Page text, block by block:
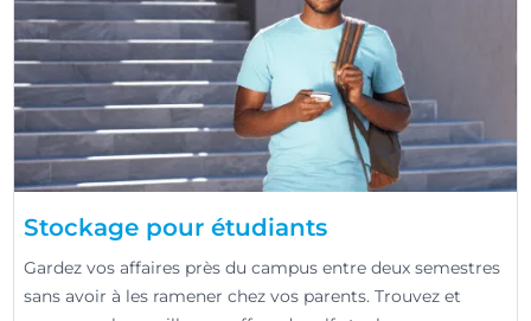
Stockage pour étudiants
Gardez vos affaires près du campus entre deux semestres
sans avoir à les ramener chez vos parents. Trouvez et